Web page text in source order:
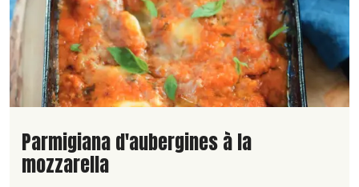
Lire la suite de la recette
Parmigiana d'aubergines à la
mozzarella